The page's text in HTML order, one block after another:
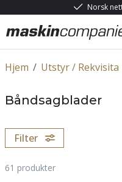
Norsk
/
Hjem Utstyr / Rekvisita
Båndsagblader
Filter
61 produkter